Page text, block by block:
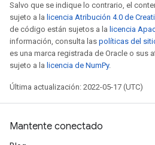
Salvo que se indique lo contrario, el
sujeto a la licencia Atribución 4.0 de
de código están sujetos a la licencia
información, consulta las políticas del
es una marca registrada de Oracle o sus
sujeto a la licencia de NumPy.
Última actualización: 2022-05-17 (UTC)
Mantente conectado